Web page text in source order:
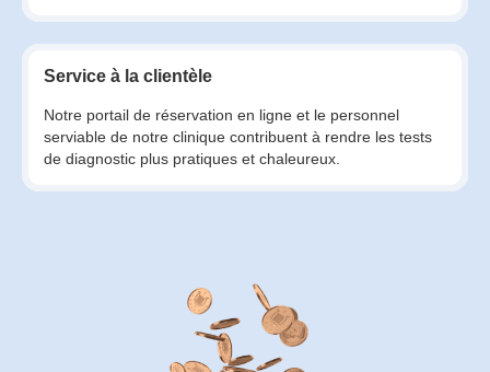
Service à la clientèle
Notre portail de réservation en ligne et le personnel
serviable de notre clinique contribuent à rendre les tests
de diagnostic plus pratiques et chaleureux.